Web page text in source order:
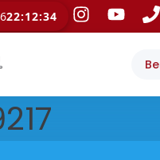
22:12:34